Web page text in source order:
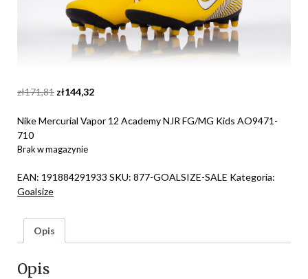
zł171,81 Original
was:
zł144,32Current
is:
Nike Mercurial Vapor 12 Academy NJR FG/MG Kids AO9471-
710
Brak w magazynie
EAN: 191884291933 SKU: 877-GOALSIZE-SALE Kategoria:
Goalsize
Opis
Opis